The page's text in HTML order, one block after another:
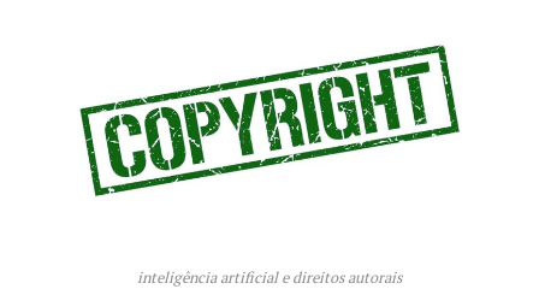
inteligência artificial e direitos autorais